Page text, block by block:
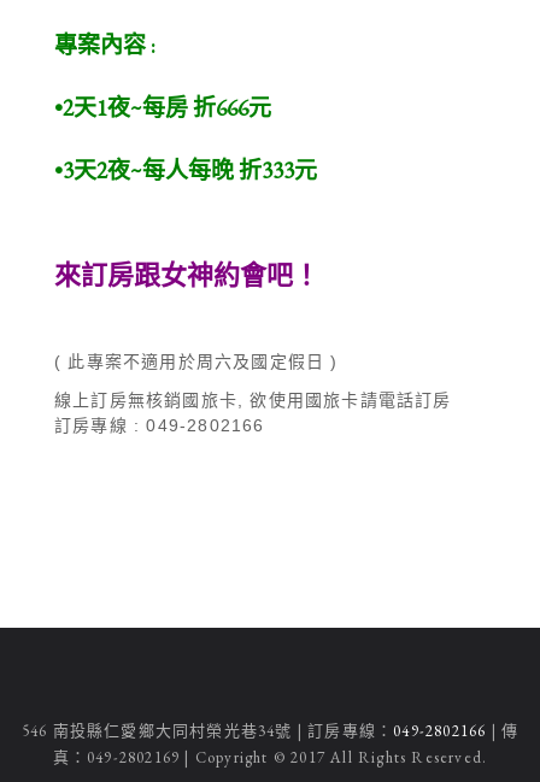
專案內容 :
•2天1夜~每房 折666元
•3天2夜~每人每晚 折333元
來訂房跟女神約會吧！
( 此專案不適用於周六及國定假日 )
線上訂房無核銷國旅卡, 欲使用國旅卡請電話訂房
訂房專線 : 049-2802166
546 南投縣仁愛鄉大同村榮光巷34號 | 訂房專線： 049-2802166 | 傳
真：049-2802169 | Copyright © 2017 All Rights Reserved.